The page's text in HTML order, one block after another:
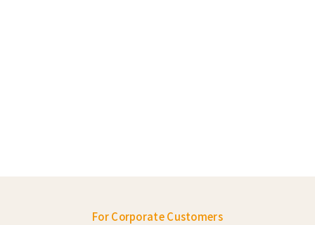
For Corporate Customers